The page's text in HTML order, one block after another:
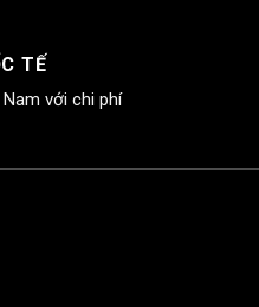
TẾ
với chi phí